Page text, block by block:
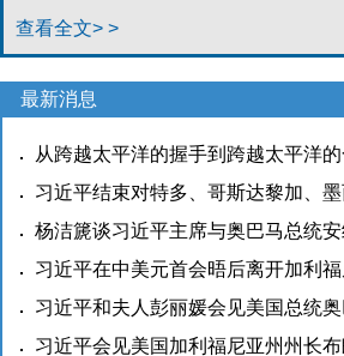
查看全文> >
最新消息
从跨越太平洋的握手到跨越太平洋
习近平结束对特多、哥斯达黎加、
美举行中美元首会晤后回到北京
杨洁篪谈习近平主席与奥巴马总统
(2013-06-09)
习近平在中美元首会晤后离开加利
06-09)
习近平和夫人彭丽媛会见美国总统奥
习近平会见美国加利福尼亚州州长布